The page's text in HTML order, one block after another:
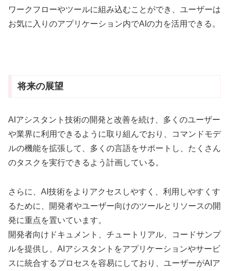
ワークフローやツールに組み込むことができ、ユーザーは
お気に入りのアプリケーション内でAIの力を活用できる。
将来の展望
AIアシスタント技術の開発と改善を続け、多くのユーザー
や業界に利用できるように取り組んでおり、コマンドモデ
ルの機能を拡張して、多くの言語をサポートし、たくさん
のタスクを実行できるよう計画している。
さらに、AI技術をよりアクセスしやすく、利用しやすくす
るために、開発者やユーザー向けのツールとリソースの開
発に重点を置いています。
開発者向けドキュメント、チュートリアル、コードサンプ
ルを提供し、AIアシスタントをアプリケーションやサービ
スに統合するプロセスを容易にしており、ユーザーがAIア